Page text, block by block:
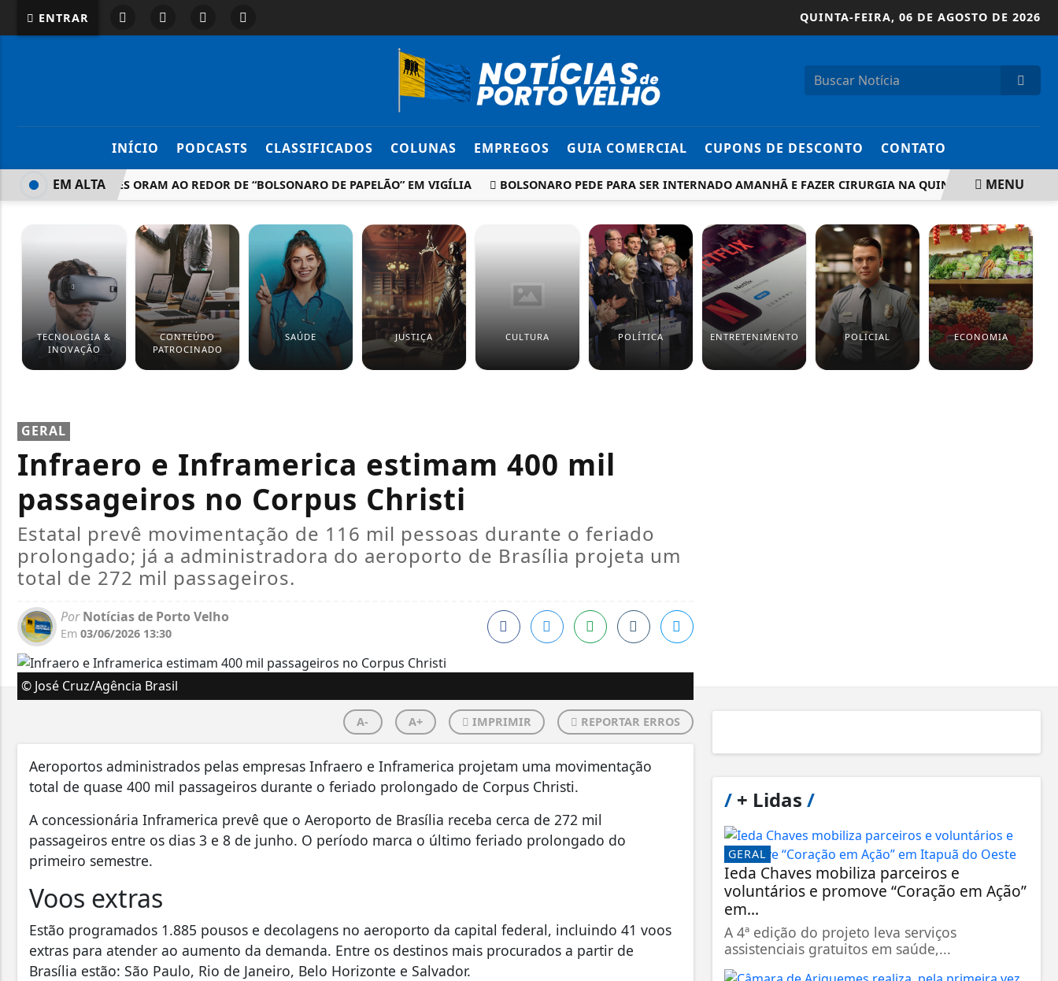
ENTRAR QUINTA-FEIRA, 06 DE AGOSTO DE 2026
INÍCIO PODCASTS CLASSIFICADOS COLUNAS EMPREGOS GUIA COMERCIAL CUPONS DE DESCONTO CONTATO
APOIADORES ORAM AO REDOR DE “BOLSONARO DE PAPELÃO” EM VIGÍLIA BOLSONARO PEDE PARA SER INTERNADO AMANHÃ E FAZER CIRURGIA NA QUINTA ATAQUES
EM ALTA MENU
TECNOLOGIA &
INOVAÇÃO
CONTEÚDO
PATROCINADO
SAÚDE JUSTIÇA CULTURA POLÍTICA ENTRETENIMENTO POLICIAL ECONOMIA
GERAL
Infraero e Inframerica estimam 400 mil
passageiros no Corpus Christi
Estatal prevê movimentação de 116 mil pessoas durante o feriado
prolongado; já a administradora do aeroporto de Brasília projeta um
total de 272 mil passageiros.
PorNotícias de Porto Velho
Em 03/06/2026 13:30
© José Cruz/Agência Brasil
A- A+ IMPRIMIR REPORTAR ERROS
Aeroportos administrados pelas empresas Infraero e Inframerica projetam uma movimentação
total de quase 400 mil passageiros durante o feriado prolongado de Corpus Christi.
A concessionária Inframerica prevê que o Aeroporto de Brasília receba cerca de 272 mil
passageiros entre os dias 3 e 8 de junho. O período marca o último feriado prolongado do
primeiro semestre.
Voos extras
Estão programados 1.885 pousos e decolagens no aeroporto da capital federal, incluindo 41 voos
extras para atender ao aumento da demanda. Entre os destinos mais procurados a partir de
Brasília estão: São Paulo, Rio de Janeiro, Belo Horizonte e Salvador.
/+ Lidas /
GERAL
Ieda Chaves mobiliza parceiros e
voluntários e promove “Coração em Ação”
em...
A 4ª edição do projeto leva serviços
assistenciais gratuitos em saúde,...